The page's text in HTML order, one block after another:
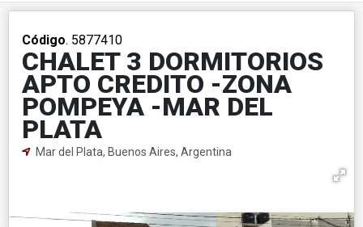
Código. 5877410
CHALET 3 DORMITORIOS
APTO CREDITO -ZONA
POMPEYA -MAR DEL
PLATA
Mar del Plata, Buenos Aires, Argentina